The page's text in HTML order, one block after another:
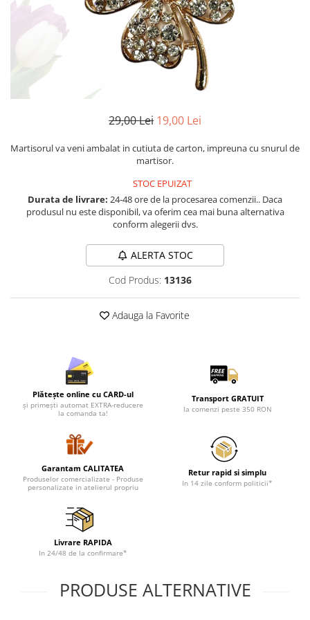
Cadouri barbati
Seturi cadou barbati
Seturi cadou barbati portofel si curea
Ceasuri pentru EL
Cadouri craciun barbati
Caciuli copii
Cadouri copii 1 an
Sticlă pentru apa Personalizată
Seturi cadou pentru copii KID's Collection
Lenjerii de pat pentru copii
Pijamale de CRACIUN
Pijamale de dama
Pijamale de barbati
WINTER Collection
Halate si pijamale Family
Seturi elegante femei
Pijamale de copii
Cadouri ocazii speciale
Etichete scolare
Sepci personalizate
Bannere personalizate scoli si gradinite
Caserole personalizate sandwich
Saculeti personalizati
Sticla de apa personalizata
Agende si caiete personalizate
29,00 Lei 19,00 Lei
Martisorul va veni ambalat in cutiuta de carton, impreuna cu snurul de
martisor.
STOC EPUIZAT
Durata de livrare: 24-48 ore de la procesarea comenzii.. Daca
produsul nu este disponibil, va oferim cea mai buna alternativa
conform alegerii dvs.
ALERTA STOC
Cod Produs: 13136
Adauga la Favorite
Plătește online cu CARD-ul
și primești automat EXTRA-reducere
la comanda ta!
Transport GRATUIT
la comenzi peste 350 RON
Garantam CALITATEA
Produselor comercializate - Produse
personalizate in atelierul propriu
Retur rapid si simplu
In 14 zile conform politicii*
Livrare RAPIDA
In 24/48 de la confirmare*
PRODUSE ALTERNATIVE